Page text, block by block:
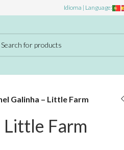
Idioma | Language:
Galinha – Little Farm
Little Farm